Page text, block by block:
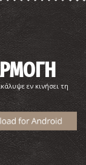
εν κινήσει τη